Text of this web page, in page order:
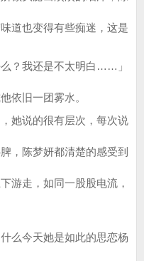
道也变得有些痴迷，这是
？我还是不太明白……」
依旧一团雾水。
说的很有层次，每次说
，陈梦妍都清楚的感受到
游走，如同一股股电流，
今天她是如此的思恋杨